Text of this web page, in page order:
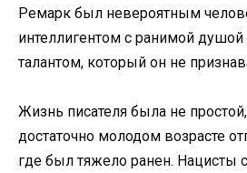
Ремарк был невероятным
интеллигентом с ранимой
талантом, который он не
Жизнь писателя была не
достаточно молодом возрасте
где был тяжело ранен. Нацисты